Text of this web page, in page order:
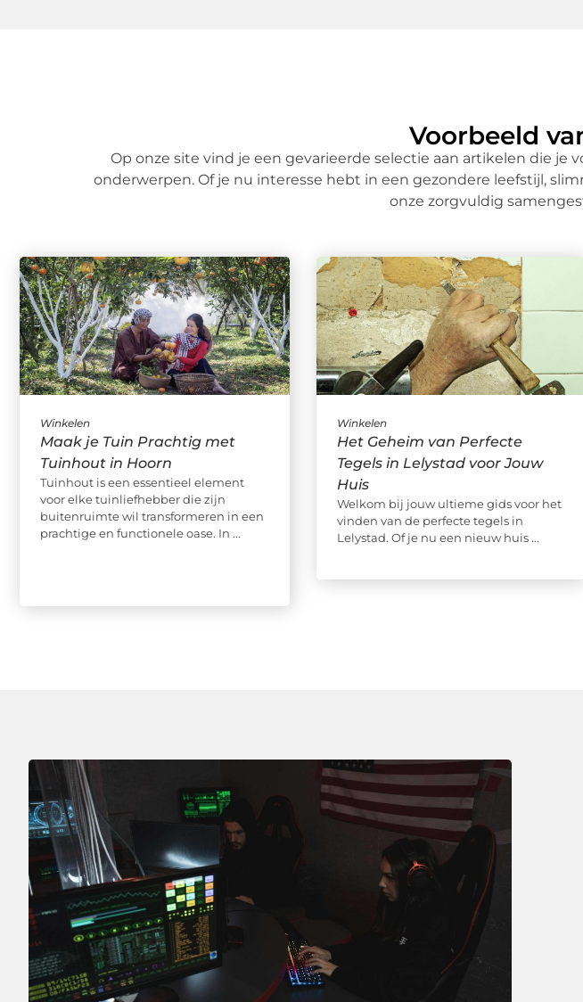
Voorbeeld
Op onze site vind je een gevarieerde selectie aan artikelen die
onderwerpen. Of je nu interesse hebt in een gezondere leefstijl,
onze zorgvuldig
Winkelen
Maak je Tuin Prachtig met
Tuinhout in Hoorn
Tuinhout is een essentieel element
voor elke tuinliefhebber die zijn
buitenruimte wil transformeren in een
prachtige en functionele oase. In ...
Winkelen
Het Geheim van Perfecte
Tegels in Lelystad voor Jouw
Huis
Welkom bij jouw ultieme gids voor het
vinden van de perfecte tegels in
Lelystad. Of je nu een nieuw huis ...